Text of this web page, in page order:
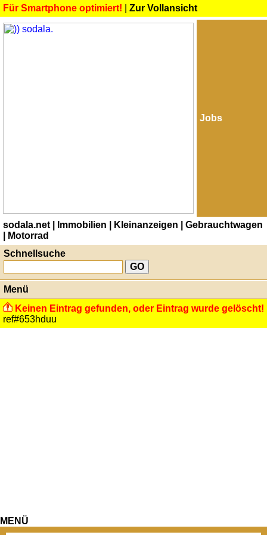
Für Smartphone optimiert! Zur Vollansicht
Jobs
sodala.net | Immobilien | Kleinanzeigen
| Gebrauchtwagen
| Motorrad
Schnellsuche
Menü
Keinen Eintrag gefunden, oder Eintrag wurde gelöscht!
ref#653hduu
MENÜ